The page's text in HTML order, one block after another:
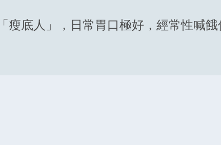
瘦底人」，日常胃口極好，經常性喊